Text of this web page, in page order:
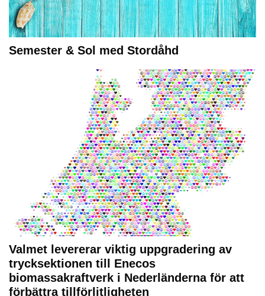
Semester & Sol med Stordåhd
Valmet levererar viktig uppgradering av
trycksektionen till Enecos
biomassakraftverk i Nederländerna för att
förbättra tillförlitligheten